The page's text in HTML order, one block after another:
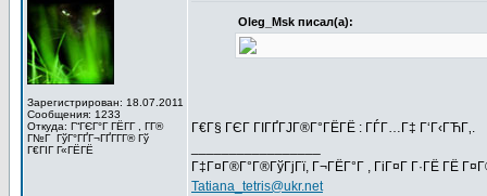
Зарегистрирован: 18.07.2011
Сообщения: 1233
Откуда: Г“ГЄГ°Г ГЁГ­Г , Г­Г®
Г№Г ГўГ°ГҐГ¬ГҐГ­Г­Г® Гў
Г€ГІГ Г«ГЁГЁ
Oleg_Msk писал(а):
Г€Г§ ГЄГ ГІГҐГЈГ®Г°ГЁГЁ : ГЃГ…Г‡ Г‘Г‹ГЋГ‚.
Г‡Г¤Г®Г°Г®ГўГјГї, Г¬ГЁГ°Г , ГіГ¤Г Г·ГЁ ГЁ
Tatiana_tetris@ukr.net